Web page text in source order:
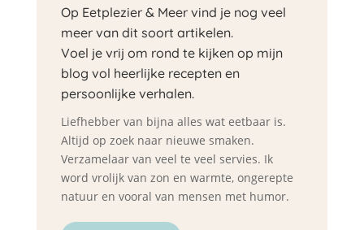
Op Eetplezier & Meer vind je nog veel
meer van dit soort artikelen.
Voel je vrij om rond te kijken op mijn
blog vol heerlijke recepten en
persoonlijke verhalen.
Liefhebber van bijna alles wat eetbaar is.
Altijd op zoek naar nieuwe smaken.
Verzamelaar van veel te veel servies. Ik
word vrolijk van zon en warmte, ongerepte
natuur en vooral van mensen met humor.